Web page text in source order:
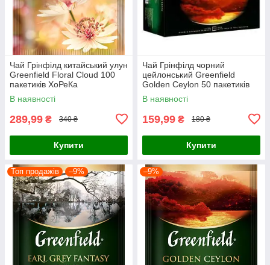
Чай Грінфілд китайський улун
Greenfield Floral Cloud 100
пакетиків ХоРеКа
В наявності
289,99 ₴ 340 ₴
Купити
Чай Грінфілд чорний
цейлонський Greenfield
Golden Ceylon 50 пакетиків
В наявності
159,99 ₴ 180 ₴
Купити
Топ продажів –9% –9%